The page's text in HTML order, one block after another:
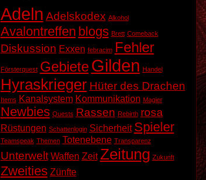
Adeln Adelskodex Alkohol
Avalontreffen blogs Brett Comeback
Diskussion Exxen febracim Fehler
Försterquest Gebiete Gilden Handel
Hyraskrieger Hüter des Drachen
Items Kanalsystem Kommunikation Magier
Newbies Quests Rassen Rebirth rosa
Rüstungen Schattenlogin Sicherheit Spieler
Teamspeak Themen Totenebene Transparenz
Unterwelt Waffen Zeit Zeitung Zukunft
Zweities Zünfte